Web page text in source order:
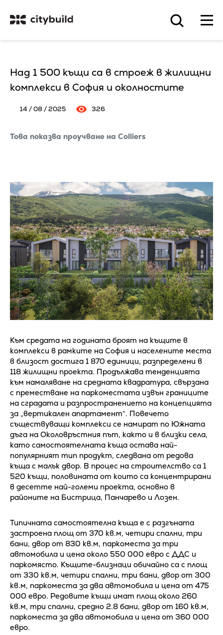
Над 1 500 къщи са в строеж в жилищни
комплекси в София и околностите
14 / 08 / 2025 326
Това показва проучване на Colliers
Към средата на годината броят на къщите в
комплекси в рамките на София и населените места
в близост достига 1 870 единици, разпределени в
118 жилищни проекта. Продължава тенденцията
към намаляване на средната квадратура, свързана
с преместване на паркоместата извън границите
на сградата и разпространението на концепцията
за „вертикален апартамент“. Повечето
съществуващи комплекси се намират по Южната
дъга на Околовръстния път, както и в близки села,
като самостоятелната къща остава най-
популярният тип продукт, следвана от редова
къща с малък двор. В процес на строителство са 1
520 къщи, половината от които са концентрирани
в десетте най-големи проекта, основно в
районите на Бистрица, Панчарево и Лозен.
Типичната самостоятелна къща е с разгъната
застроена площ от 370 кв.м, четири спални, три
бани, двор от 830 кв.м, паркоместа за три
автомобила и цена около 550 000 евро с ДДС и
паркомясто. Къщите-близнаци обичайно са с площ
от 330 кв.м, четири спални, три бани, двор от 300
кв.м, паркоместа за два автомобила и цена от 475
000 евро. Редовите къщи имат площ около 260
кв.м, три спални, средно 2.8 бани, двор от 160 кв.м,
паркоместа за два автомобила и цена от 360 000
евро.